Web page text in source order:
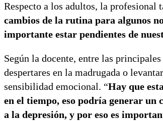
Respecto a los adultos, la profesional
cambios de la rutina para algunos
importante estar pendientes de
Según la docente, entre las
despertares en la madrugada o
sensibilidad emocional. “Hay que
en el tiempo, eso podría generar un
a la depresión, y por eso es